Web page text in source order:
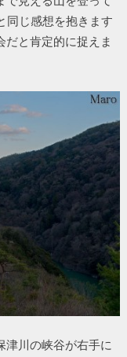
同じ感想を抱きます
だと肯定的に捉えま
津川の峡谷が右手に